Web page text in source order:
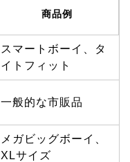
商品例
スマートボーイ、タ
イトフィット
一般的な市販品
メガビッグボーイ、
XLサイズ